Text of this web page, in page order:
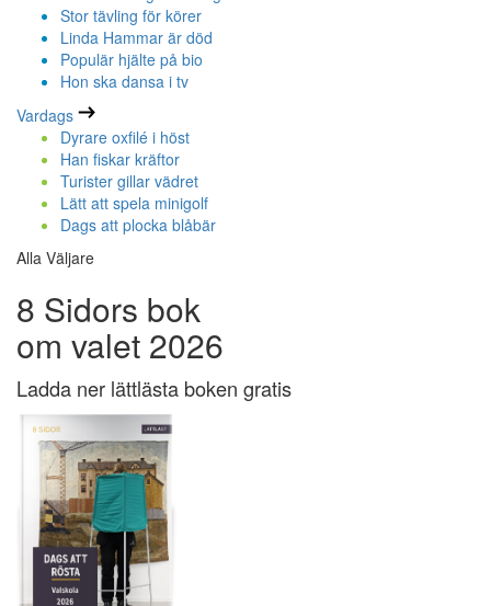
Stor tävling för körer
Linda Hammar är död
Populär hjälte på bio
Hon ska dansa i tv
Vardags
Dyrare oxfilé i höst
Han fiskar kräftor
Turister gillar vädret
Lätt att spela minigolf
Dags att plocka blåbär
Alla Väljare
8 Sidors bok
om valet 2026
Ladda ner lättlästa boken gratis